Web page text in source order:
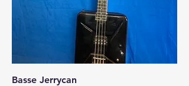
Basse Jerrycan